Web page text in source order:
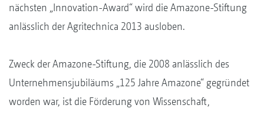
nächsten „Innovation-Award“ wird die Amazone-Stiftung
anlässlich der Agritechnica 2013 ausloben.
Zweck der Amazone-Stiftung, die 2008 anlässlich des
Unternehmensjubiläums „125 Jahre Amazone“ gegründet
worden war, ist die Förderung von Wissenschaft,